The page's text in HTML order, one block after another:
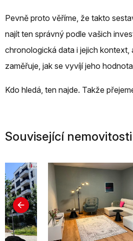
Pevně proto věříme, že takto
najít ten správný podle vašich
chronologická data i jejich
zaměřuje, jak se vyvíjí jeho
Kdo hledá, ten najde. Takže
Související nemovitosti